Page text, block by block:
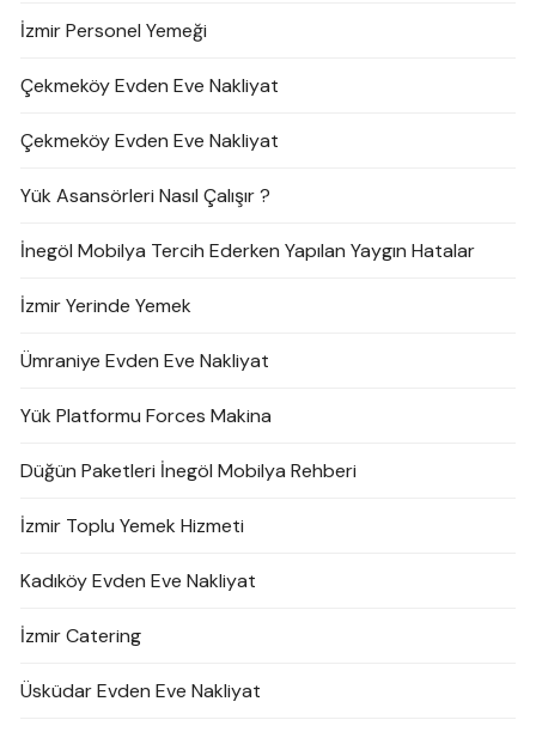
İzmir Personel Yemeği
Çekmeköy Evden Eve Nakliyat
Çekmeköy Evden Eve Nakliyat
Yük Asansörleri Nasıl Çalışır ?
İnegöl Mobilya Tercih Ederken Yapılan Yaygın Hatalar
İzmir Yerinde Yemek
Ümraniye Evden Eve Nakliyat
Yük Platformu Forces Makina
Düğün Paketleri İnegöl Mobilya Rehberi
İzmir Toplu Yemek Hizmeti
Kadıköy Evden Eve Nakliyat
İzmir Catering
Üsküdar Evden Eve Nakliyat